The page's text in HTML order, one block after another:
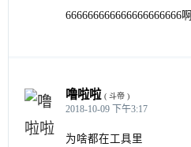
666666666666666666666啊
噜啦啦 ( 斗帝 )
2018-10-09 下午3:17
为啥都在工具里